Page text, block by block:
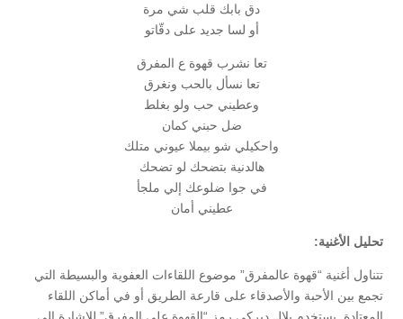
دق بابك قلب شي مرة
أو لسا جديد على دقّاتو
تعا نشرب قهوة ع المفرق
تعا نسأل بالحب ونغرق
وعطيني حب ولو بغلط
ضل حبني كمان
واحكيلي شو بيملا عيوني متلك
هالدنية بتضحك لو تضحك
في جوا ضلوعك إلي ملجأ
عطيني أمان
تحليل الأغنية:
تتناول أغنية “قهوة عالمفرق” موضوع اللقاءات العفوية والبسيطة التي
تجمع بين الأحبة والأصدقاء على قارعة الطريق أو في أماكن اللقاء
المعتادة.
يستخدم بلال ديركي رمز “القهوة على المفرق” للإشارة إلى